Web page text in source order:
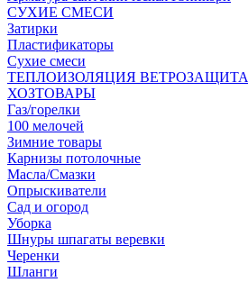
СУХИЕ СМЕСИ
Затирки
Пластификаторы
Сухие смеси
ТЕПЛОИЗОЛЯЦИЯ ВЕТРОЗАЩИТА
ХОЗТОВАРЫ
Газ/горелки
100 мелочей
Зимние товары
Карнизы потолочные
Масла/Смазки
Опрыскиватели
Сад и огород
Уборка
Шнуры шпагаты веревки
Черенки
Шланги